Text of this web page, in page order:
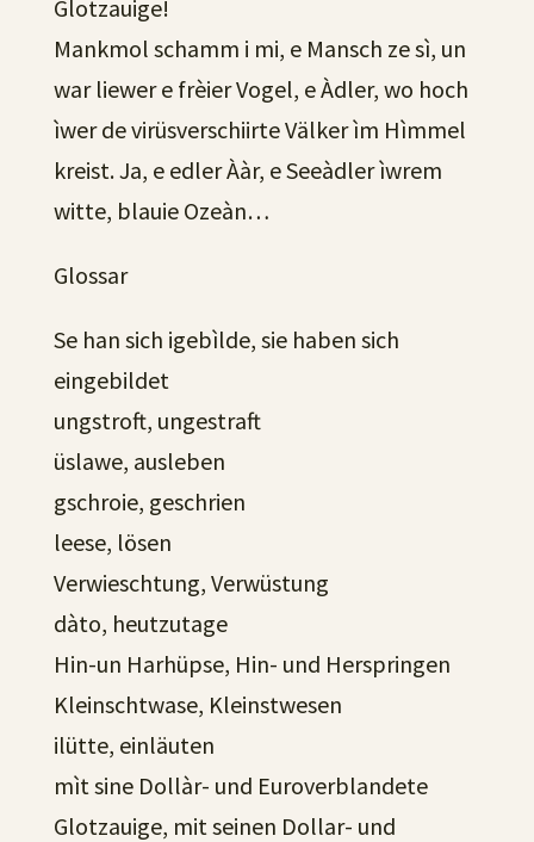
Glotzauige!
Mankmol schamm i mi, e Mansch ze sì, un
war liewer e frèier Vogel, e Àdler, wo hoch
ìwer de virüsverschiirte Välker ìm Hìmmel
kreist. Ja, e edler Ààr, e Seeàdler ìwrem
witte, blauie Ozeàn…
Glossar
Se han sich igebìlde, sie haben sich
eingebildet
ungstroft, ungestraft
üslawe, ausleben
gschroie, geschrien
leese, lösen
Verwieschtung, Verwüstung
dàto, heutzutage
Hin-un Harhüpse, Hin- und Herspringen
Kleinschtwase, Kleinstwesen
ilütte, einläuten
mìt sine Dollàr- und Euroverblandete
Glotzauige, mit seinen Dollar- und